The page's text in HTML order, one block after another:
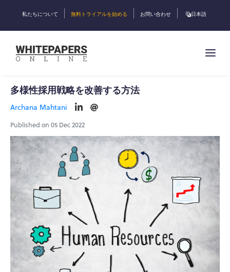
私たちについて 無料トライアルを始める お問い合わせ 日本語
多様性採用戦略を改善する方法
Archana Mahtani
Published on 05 Dec 2022